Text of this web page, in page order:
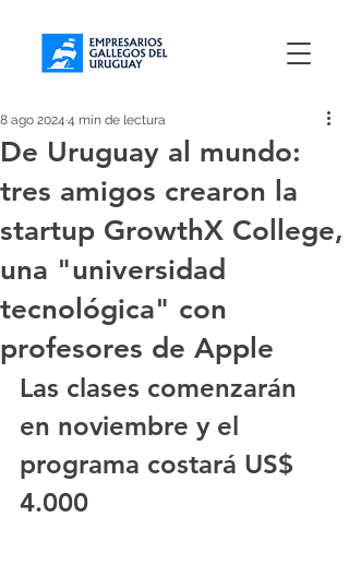
De Uruguay al mundo:
tres amigos crearon la
startup GrowthX College,
una "universidad
tecnológica" con
profesores de Apple
8 ago 2024 4 min de lectura
Las clases comenzarán
en noviembre y el
programa costará US$
4.000